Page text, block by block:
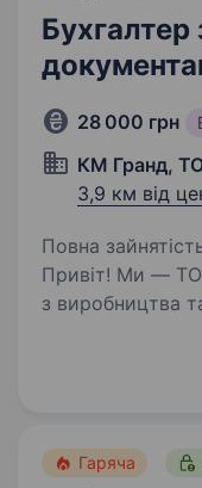
Бухгалтер
28 000 грн
КМ Гранд,
3,9 км від
Повна
Привіт! Ми —
з виробництва
Гаряча